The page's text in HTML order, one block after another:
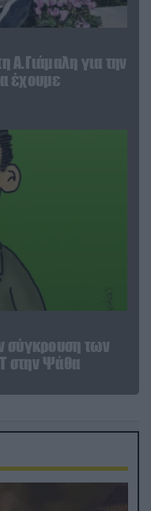
Α.Γιάμαλη για την
έχουμε
σύγκρουση των
στην Ψάθα